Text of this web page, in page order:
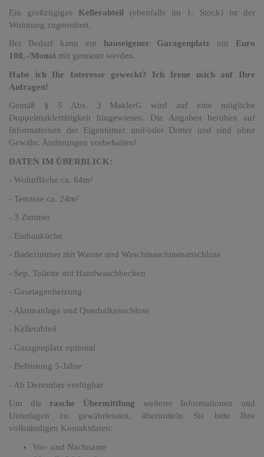
Ein großzügiges Kellerabteil (ebenfalls im 1. Stock) ist der
Wohnung zugeordnet.
Bei Bedarf kann ein
hauseigener Garagenplatz um Euro
100,-/Monat mit gemietet werden.
Habe ich Ihr Interesse geweckt? Ich freue mich auf Ihre
Anfragen!
Gemäß § 5 Abs. 3 MaklerG wird auf eine mögliche
Doppelmaklertätigkeit hingewiesen. Die Angaben beruhen auf
Informationen der Eigentümer und/oder Dritter und sind ohne
Gewähr. Änderungen vorbehalten!
DATEN IM ÜBERBLICK:
- Wohnfläche ca. 84m²
- Terrasse ca. 24m²
- 3 Zimmer
- Einbauküche
- Badezimmer mit Wanne und Waschmaschinenanschluss
- Sep. Toilette mit Handwaschbecken
- Gasetagenheizung
- Alarmanlage und Querbalkenschloss
- Kellerabteil
- Garagenplatz optional
- Befristung 5-Jahre
- Ab Dezember verfügbar
Um die rasche Übermittlung weiterer Informationen und
Unterlagen zu gewährleisten, übermitteln Sie bitte Ihre
vollständigen Kontaktdaten:
Vor- und Nachname